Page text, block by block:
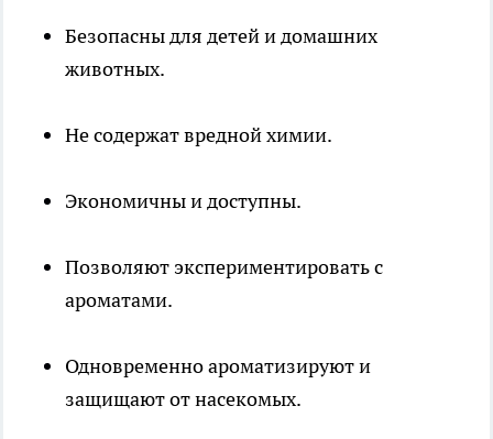
Безопасны для детей и домашних
животных.
Не содержат вредной химии.
Экономичны и доступны.
Позволяют экспериментировать с
ароматами.
Одновременно ароматизируют и
защищают от насекомых.